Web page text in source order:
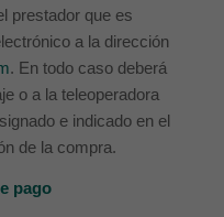
prestador que es
a la dirección
. En todo caso deberá
o a la teleoperadora
e indicado en el
de la compra.
pago